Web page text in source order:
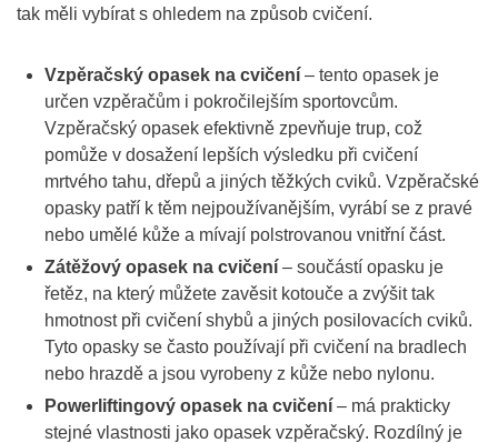
tak měli vybírat s ohledem na způsob cvičení.
Vzpěračský opasek na cvičení – tento opasek je
určen vzpěračům i pokročilejším sportovcům.
Vzpěračský opasek efektivně zpevňuje trup, což
pomůže v dosažení lepších výsledku při cvičení
mrtvého tahu, dřepů a jiných těžkých cviků. Vzpěračské
opasky patří k těm nejpoužívanějším, vyrábí se z pravé
nebo umělé kůže a mívají polstrovanou vnitřní část.
Zátěžový opasek na cvičení – součástí opasku je
řetěz, na který můžete zavěsit kotouče a zvýšit tak
hmotnost při cvičení shybů a jiných posilovacích cviků.
Tyto opasky se často používají při cvičení na bradlech
nebo hrazdě a jsou vyrobeny z kůže nebo nylonu.
Powerliftingový opasek na cvičení – má prakticky
stejné vlastnosti jako opasek vzpěračský. Rozdílný je